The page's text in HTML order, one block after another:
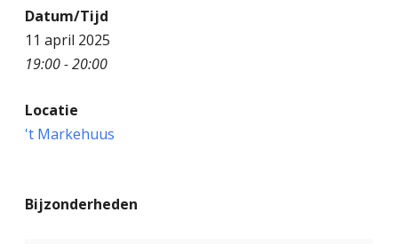
o
i
Datum/Tijd
11 april 2025
19:00 - 20:00
Locatie
't Markehuus
Bijzonderheden